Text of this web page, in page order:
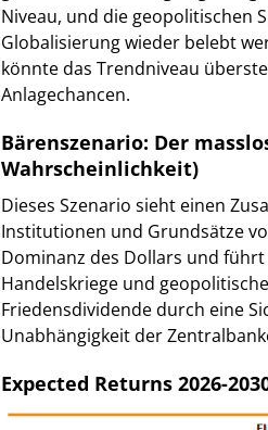
Niveau, und die geopolitischen
Globalisierung wieder belebt
könnte das Trendniveau
Anlagechancen.
Bärenszenario: Der
Wahrscheinlichkeit)
Dieses Szenario sieht einen
Institutionen und Grundsätze
Dominanz des Dollars und
Handelskriege und
Friedensdividende durch eine
Unabhängigkeit der
Expected Returns 2026-